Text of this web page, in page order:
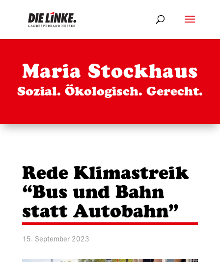
Maria Stockhaus
Sozial. Ökologisch. Gerecht.
Rede Klimastreik
“Bus und Bahn
statt Autobahn”
15. September 2023